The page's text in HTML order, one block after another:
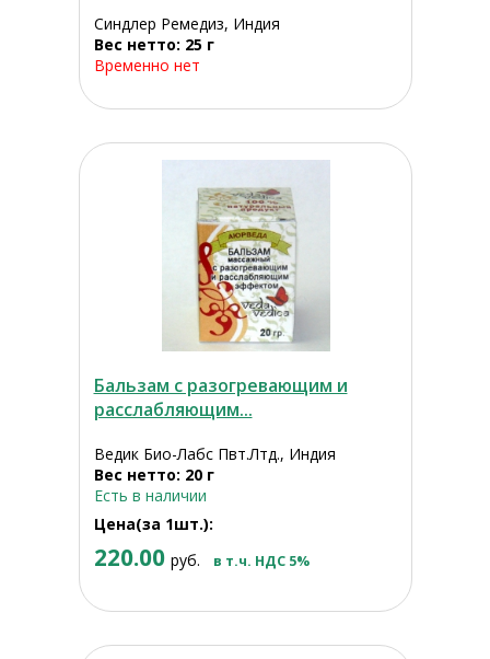
Синдлер Ремедиз, Индия
Вес нетто: 25 г
Временно нет
Бальзам с разогревающим и
расслабляющим...
Ведик Био-Лабс Пвт.Лтд., Индия
Вес нетто: 20 г
Есть в наличии
Цена(за 1шт.):
220.00 руб. в т.ч. НДС 5%